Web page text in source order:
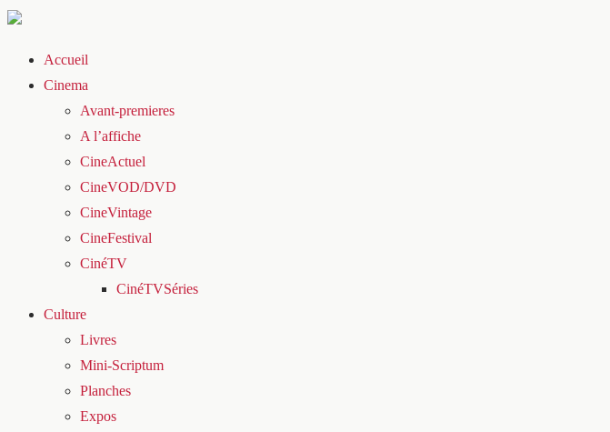
Accueil
Cinema
Avant-premieres
A l’affiche
CineActuel
CineVOD/DVD
CineVintage
CineFestival
CinéTV
CinéTVSéries
Culture
Livres
Mini-Scriptum
Planches
Expos